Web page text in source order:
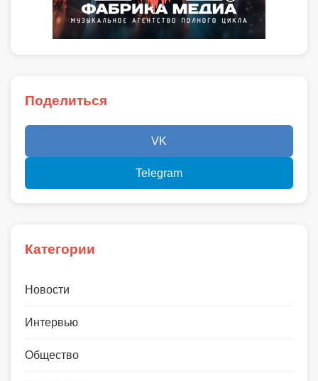
Поделиться
VK
Telegram
Категории
Новости
Интервью
Общество